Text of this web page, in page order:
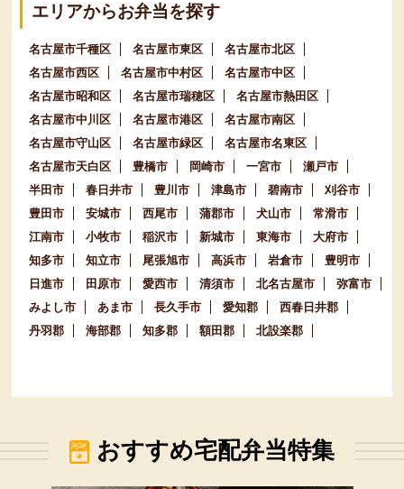
エリアからお弁当を探す
名古屋市千種区 名古屋市東区
名古屋市北区
名古屋市西区
名古屋市中村区
名古屋市中区
名古屋市昭和区
名古屋市瑞穂区
名古屋市熱田区
名古屋市中川区
名古屋市港区
名古屋市南区
名古屋市守山区
名古屋市緑区
名古屋市名東区
名古屋市天白区
豊橋市 岡崎市 一宮市
瀬戸市
半田市
春日井市 豊川市 津島市 碧南市
刈谷市
豊田市
安城市 西尾市 蒲郡市 犬山市
常滑市
江南市
小牧市 稲沢市 新城市 東海市
大府市
知多市
知立市 尾張旭市 高浜市 岩倉市
豊明市
日進市
田原市 愛西市 清須市 北名古屋市
弥富市
みよし市
あま市 長久手市 愛知郡
西春日井郡
丹羽郡
海部郡 知多郡 額田郡 北設楽郡
おすすめ宅配弁当特集